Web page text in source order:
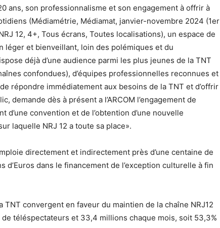
ans, son professionnalisme et son engagement à offrir à
(Médiamétrie, Médiamat, janvier-novembre 2024 (1er
12, 4+, Tous écrans, Toutes localisations), un espace de
léger et bienveillant, loin des polémiques et du
déjà d’une audience parmi les plus jeunes de la TNT
confondues), d’équipes professionnelles reconnues et
répondre immédiatement aux besoins de la TNT et d’offrir
demande dès à présent a l’ARCOM l’engagement de
d’une convention et de l’obtention d’une nouvelle
laquelle NRJ 12 a toute sa place».
directement et indirectement près d’une centaine de
d’Euros dans le financement de l’exception culturelle à fin
TNT convergent en faveur du maintien de la chaîne NRJ12
téléspectateurs et 33,4 millions chaque mois, soit 53,3%